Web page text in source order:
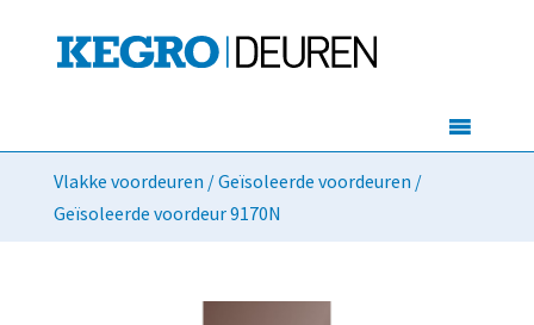
Vlakke voordeuren /Geïsoleerde voordeuren /
Geïsoleerde voordeur 9170N